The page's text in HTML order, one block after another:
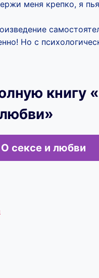
меня крепко, я
Но с
книгу
О сексе и любви